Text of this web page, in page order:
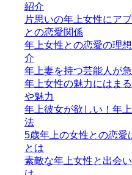
紹介
片思いの年上女性にア
との恋愛関係
年上女性との恋愛の理
介
年上妻を持つ芸能人が
年上女性の魅力にはま
や魅力
年上彼女が欲しい！年
法
5歳年上の女性との恋愛
とは
素敵な年上女性と出会